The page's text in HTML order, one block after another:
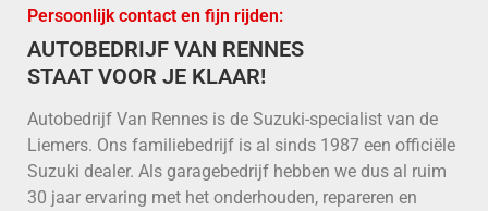
Persoonlijk contact en fijn rijden:
AUTOBEDRIJF VAN RENNES
STAAT VOOR JE KLAAR!
Autobedrijf Van Rennes is de Suzuki-specialist van de
Liemers. Ons familiebedrijf is al sinds 1987 een officiële
Suzuki dealer. Als garagebedrijf hebben we dus al ruim
30 jaar ervaring met het onderhouden, repareren en